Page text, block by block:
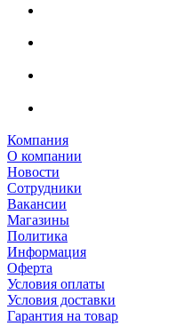
Компания
О компании
Новости
Сотрудники
Вакансии
Магазины
Политика
Информация
Оферта
Условия оплаты
Условия доставки
Гарантия на товар